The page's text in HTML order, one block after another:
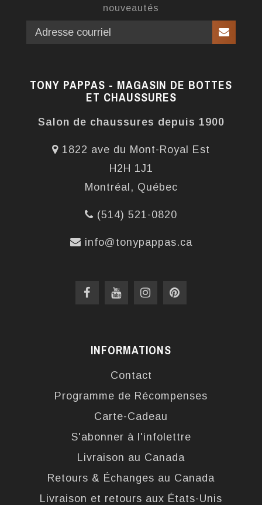
nouveautés
TONY PAPPAS - MAGASIN DE BOTTES
ET CHAUSSURES
Salon de chaussures depuis 1900
1822 ave du Mont-Royal Est
H2H 1J1
Montréal, Québec
(514) 521-0820
info@tonypappas.ca
INFORMATIONS
Contact
Programme de Récompenses
Carte-Cadeau
S'abonner à l'infolettre
Livraison au Canada
Retours & Échanges au Canada
Livraison et retours aux États-Unis